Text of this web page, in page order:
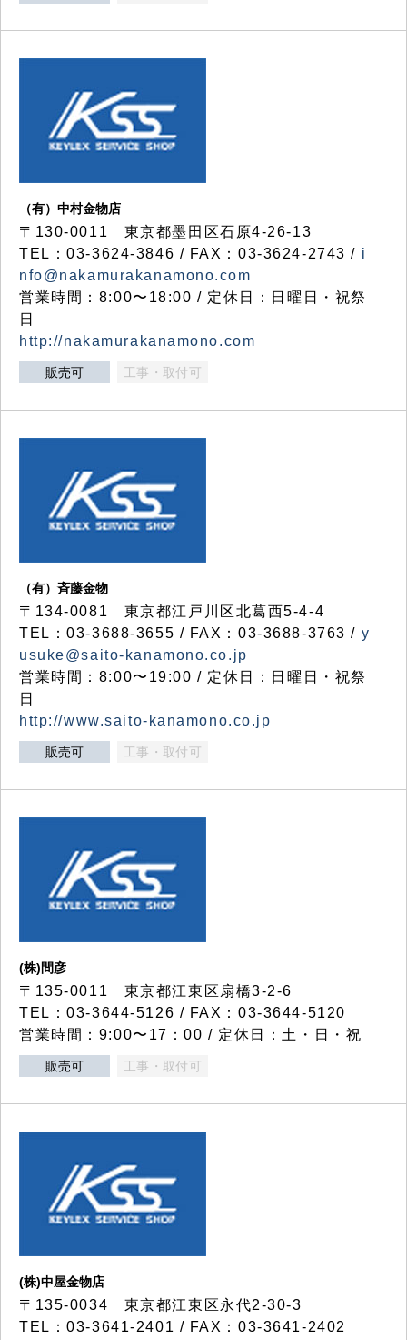
（有）中村金物店
〒130-0011 東京都墨田区石原4-26-13
TEL：03-3624-3846 / FAX：03-3624-2743 / i
nfo@nakamurakanamono.com
営業時間：8:00〜18:00 / 定休日：日曜日・祝祭
日
http://nakamurakanamono.com
販売可 工事・取付可
（有）斉藤金物
〒134-0081 東京都江戸川区北葛西5-4-4
TEL：03-3688-3655 / FAX：03-3688-3763 / y
usuke@saito-kanamono.co.jp
営業時間：8:00〜19:00 / 定休日：日曜日・祝祭
日
http://www.saito-kanamono.co.jp
販売可 工事・取付可
(株)間彦
〒135-0011 東京都江東区扇橋3-2-6
TEL：03-3644-5126 / FAX：03-3644-5120
営業時間：9:00〜17：00 / 定休日：土・日・祝
販売可 工事・取付可
(株)中屋金物店
〒135-0034 東京都江東区永代2-30-3
TEL：03-3641-2401 / FAX：03-3641-2402